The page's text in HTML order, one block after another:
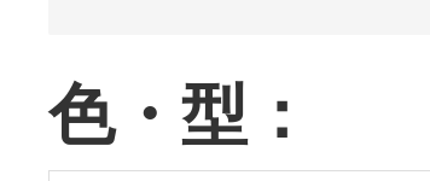
色・型：